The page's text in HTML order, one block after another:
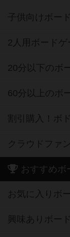
子供向けボー
2人用ボード
20分以下のボ
60分以上のボ
割引購入！ボ
クラウドファ
おすすめボ
お気に入りボ
興味ありボー